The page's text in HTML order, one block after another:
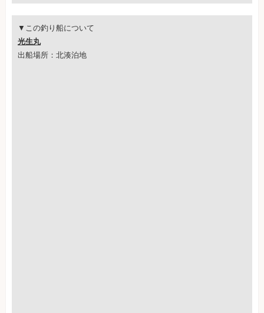
▼この釣り船について
光生丸
出船場所：北湊泊地